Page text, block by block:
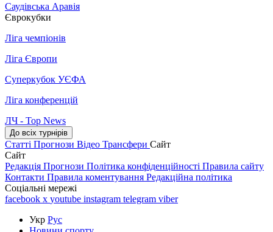
Саудівська Аравія
Єврокубки
Ліга чемпіонів
Ліга Європи
Суперкубок УЄФА
Ліга конференцій
ЛЧ - Top News
До всіх турнірів
Статті Прогнози Відео Трансфери Сайт
Сайт
Редакція Прогнози Політика конфіденційності Правила сайту
Контакти Правила коментування Редакційна політика
Соціальні мережі
facebook x youtube instagram telegram viber
Укр Рус